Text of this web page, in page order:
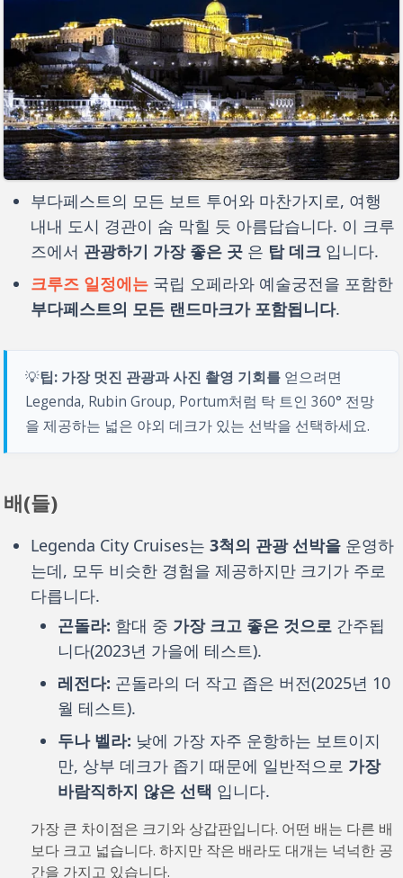
부다페스트의 모든 보트 투어와 마찬가지로, 여행
내내 도시 경관이 숨 막힐 듯 아름답습니다. 이 크루
즈에서 관광하기 가장 좋은 곳 은 탑 데크 입니다.
크루즈 일정에는 국립 오페라와 예술궁전을 포함한
부다페스트의 모든 랜드마크가 포함됩니다.
💡팁: 가장 멋진 관광과 사진 촬영 기회를 얻으려면
Legenda, Rubin Group, Portum처럼 탁 트인 360° 전망
을 제공하는 넓은 야외 데크가 있는 선박을 선택하세요.
배(들)
Legenda City Cruises는3척의 관광 선박을 운영하
는데, 모두 비슷한 경험을 제공하지만 크기가 주로
다릅니다.
곤돌라: 함대 중 가장 크고 좋은 것으로 간주됩
니다(2023년 가을에 테스트).
레전다: 곤돌라의 더 작고 좁은 버전(2025년 10
월 테스트).
두나 벨라: 낮에 가장 자주 운항하는 보트이지
만, 상부 데크가 좁기 때문에 일반적으로 가장
바람직하지 않은 선택 입니다.
가장 큰 차이점은 크기와 상갑판입니다. 어떤 배는 다른 배
보다 크고 넓습니다. 하지만 작은 배라도 대개는 넉넉한 공
간을 가지고 있습니다.